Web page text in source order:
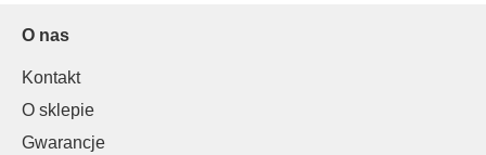
O nas
Kontakt
O sklepie
Gwarancje